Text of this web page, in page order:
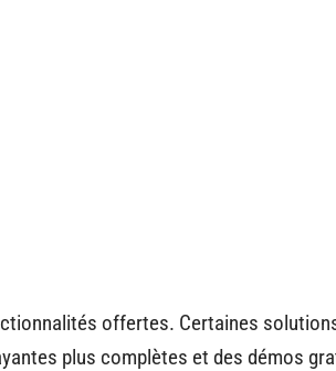
offertes. Certaines
plus complètes et des démos